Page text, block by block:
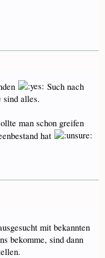
Such nach
sind alles.
man schon greifen
hat
mit bekannten
bekomme, sind dann